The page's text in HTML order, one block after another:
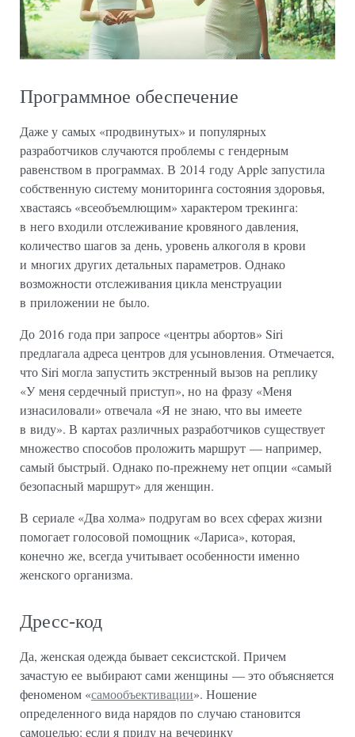
Программное обеспечение
Даже у самых «продвинутых» и популярных
разработчиков случаются проблемы с гендерным
равенством в программах. В 2014 году Apple запустила
собственную систему мониторинга состояния здоровья,
хвастаясь «всеобъемлющим» характером трекинга:
в него входили отслеживание кровяного давления,
количество шагов за день, уровень алкоголя в крови
и многих других детальных параметров. Однако
возможности отслеживания цикла менструации
в приложении не было.
До 2016 года при запросе «центры абортов» Siri
предлагала адреса центров для усыновления. Отмечается,
что Siri могла запустить экстренный вызов на реплику
«У меня сердечный приступ», но на фразу «Меня
изнасиловали» отвечала «Я не знаю, что вы имеете
в виду». В картах различных разработчиков существует
множество способов проложить маршрут — например,
самый быстрый. Однако по-прежнему нет опции «самый
безопасный маршрут» для женщин.
В сериале «Два холма» подругам во всех сферах жизни
помогает голосовой помощник «Лариса», которая,
конечно же, всегда учитывает особенности именно
женского организма.
Дресс-код
Да, женская одежда бывает сексистской. Причем
зачастую ее выбирают сами женщины — это объясняется
феноменом «самообъективации». Ношение
определенного вида нарядов по случаю становится
самоцелью: если я приду на вечеринку